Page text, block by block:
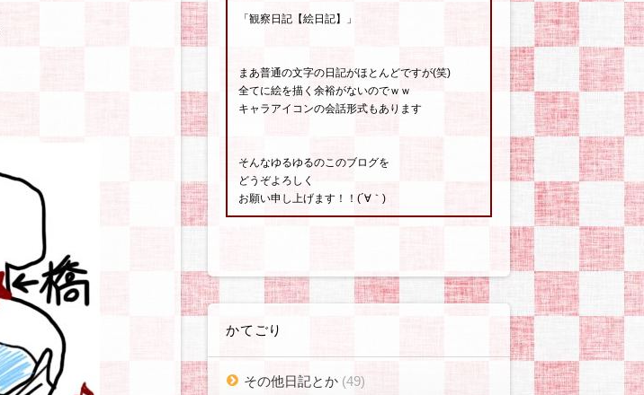
「観察日記【絵日記】」
まあ普通の文字の日記がほとんどですが(笑)
全てに絵を描く余裕がないのでｗｗ
キャラアイコンの会話形式もあります
そんなゆるゆるのこのブログを
どうぞよろしく
お願い申し上げます！！(´∀｀)
かてごり
その他日記とか (49)